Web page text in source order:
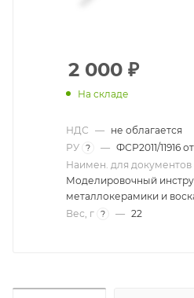
2 000 ₽
На складе
НДС — не облагается
РУ ? — ФСР2011/11916
Наимен. для документов
Моделировочный
металлокерамики и
Вес, г ? — 22